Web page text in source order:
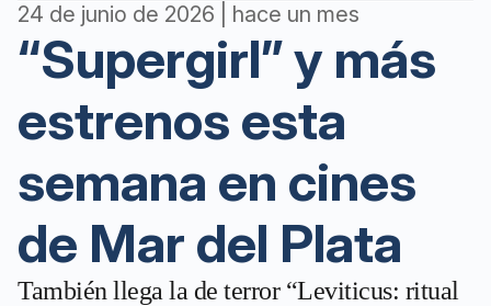
24 de junio de 2026 | hace un mes
“Supergirl” y más
estrenos esta
semana en cines
de Mar del Plata
También llega la de terror “Leviticus: ritual